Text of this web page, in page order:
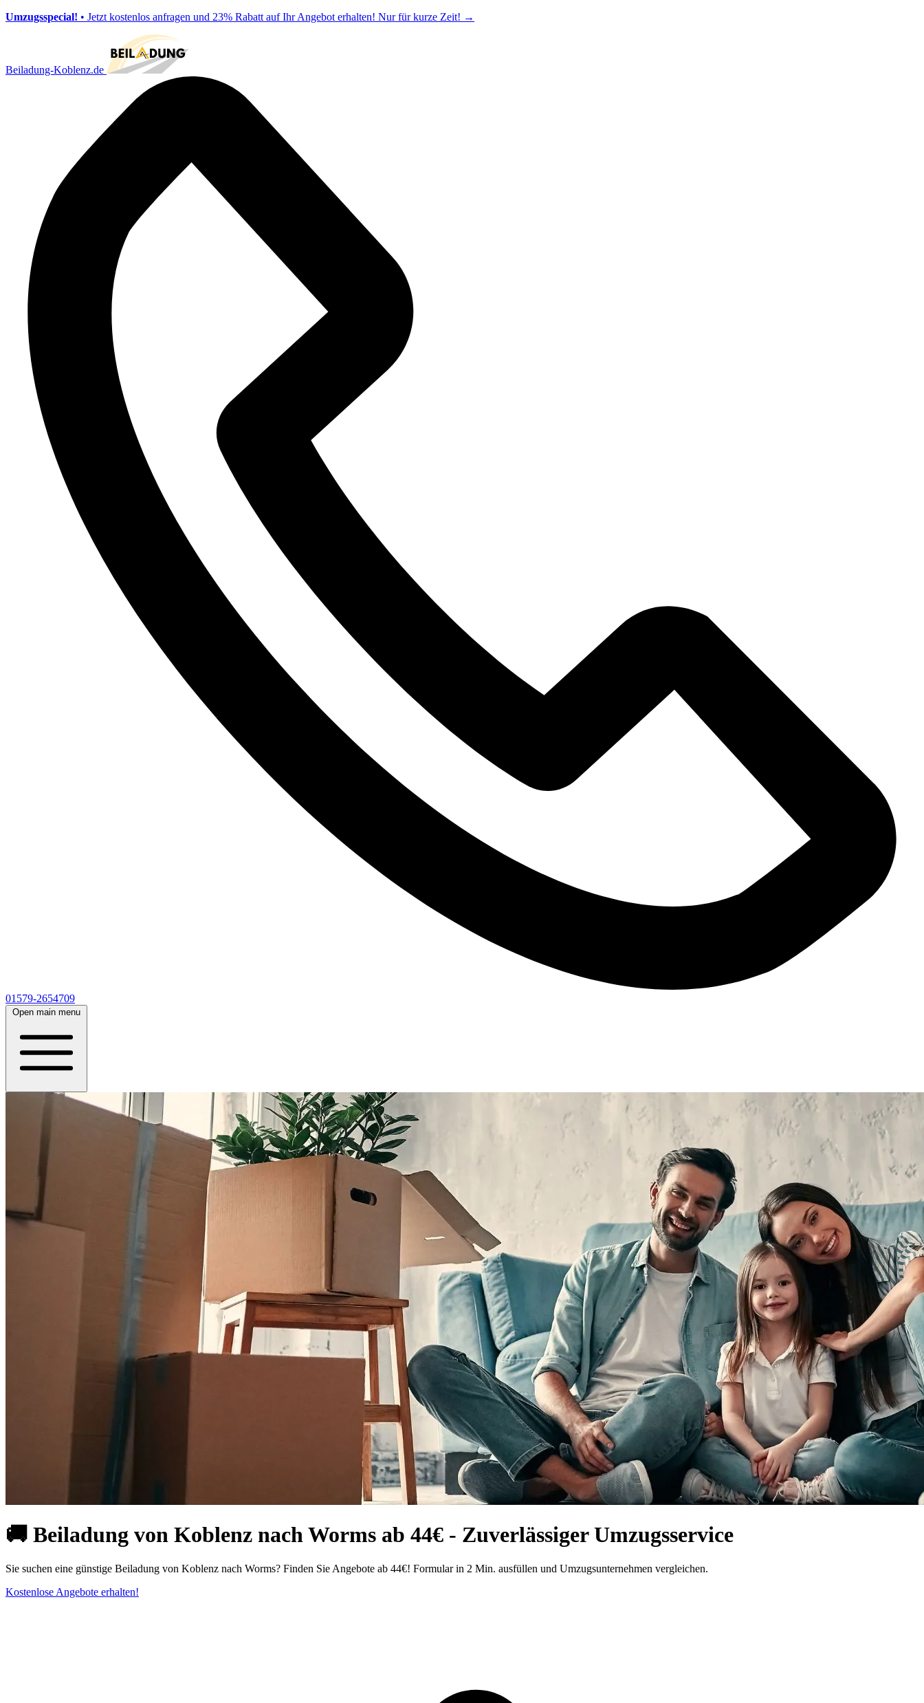
Umzugsspecial! • Jetzt kostenlos anfragen und 23% Rabatt auf Ihr Angebot erhalten! Nur für kurze Zeit! →
Beiladung-Koblenz.de
01579-2654709
Open main menu
🚚 Beiladung von Koblenz nach Worms ab 44€ - Zuverlässiger Umzugsservice
Sie suchen eine günstige Beiladung von Koblenz nach Worms? Finden Sie Angebote ab 44€! Formular in 2 Min. ausfüllen und Umzugsunternehmen vergleichen.
Kostenlose Angebote erhalten!